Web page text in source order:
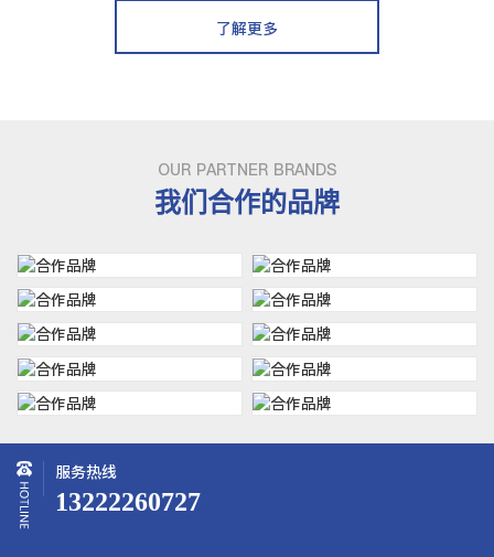
了解更多
OUR PARTNER BRANDS
我们合作的品牌
服务热线
13222260727